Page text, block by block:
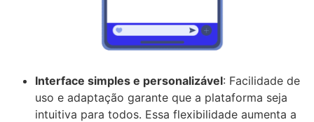
Interface simples e personalizável: Facilidade de
uso e adaptação garante que a plataforma seja
intuitiva para todos. Essa flexibilidade aumenta a